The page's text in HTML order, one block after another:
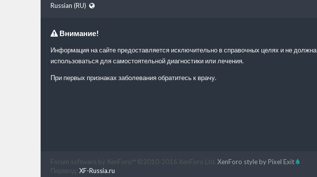
Russian (RU)
Внимание!
Информация на сайте предоставляется исключительно в справочных целях и не должна
использоваться для самостоятельной диагностики или лечения.
При первых признаках заболевания обратитесь к врачу.
Forum software by XenForo™ ©2010-2016 XenForo Ltd. XenForo style by Pixel Exit
Перевод: XF-Russia.ru